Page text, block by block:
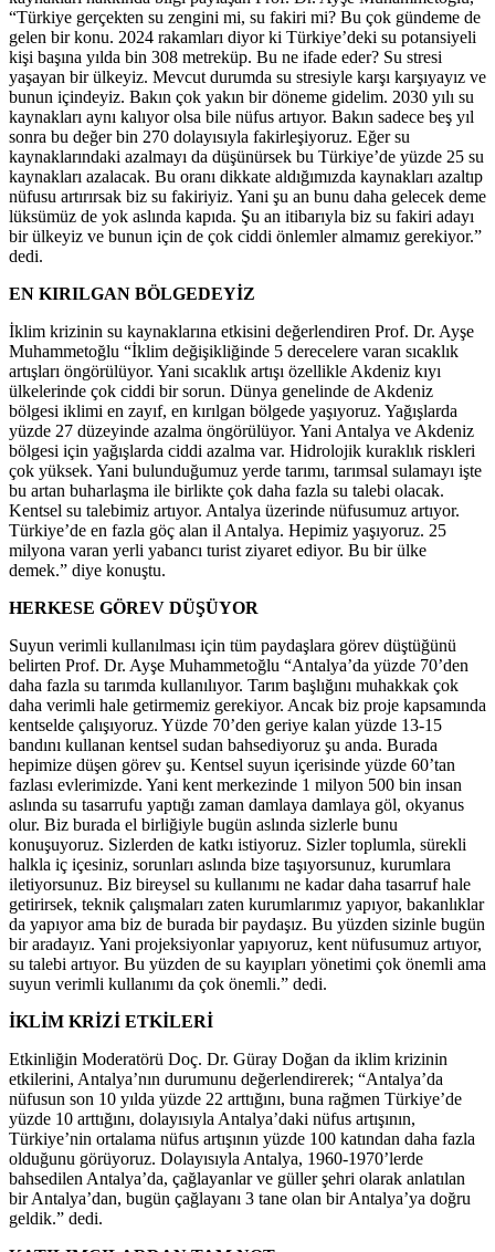
“Türkiye gerçekten su zengini mi, su fakiri mi? Bu çok gündeme de
gelen bir konu. 2024 rakamları diyor ki Türkiye’deki su potansiyeli
kişi başına yılda bin 308 metreküp. Bu ne ifade eder? Su stresi
yaşayan bir ülkeyiz. Mevcut durumda su stresiyle karşı karşıyayız ve
bunun içindeyiz. Bakın çok yakın bir döneme gidelim. 2030 yılı su
kaynakları aynı kalıyor olsa bile nüfus artıyor. Bakın sadece beş yıl
sonra bu değer bin 270 dolayısıyla fakirleşiyoruz. Eğer su
kaynaklarındaki azalmayı da düşünürsek bu Türkiye’de yüzde 25 su
kaynakları azalacak. Bu oranı dikkate aldığımızda kaynakları azaltıp
nüfusu artırırsak biz su fakiriyiz. Yani şu an bunu daha gelecek deme
lüksümüz de yok aslında kapıda. Şu an itibarıyla biz su fakiri adayı
bir ülkeyiz ve bunun için de çok ciddi önlemler almamız gerekiyor.”
dedi.
EN KIRILGAN BÖLGEDEYİZ
İklim krizinin su kaynaklarına etkisini değerlendiren Prof. Dr. Ayşe
Muhammetoğlu “İklim değişikliğinde 5 derecelere varan sıcaklık
artışları öngörülüyor. Yani sıcaklık artışı özellikle Akdeniz kıyı
ülkelerinde çok ciddi bir sorun. Dünya genelinde de Akdeniz
bölgesi iklimi en zayıf, en kırılgan bölgede yaşıyoruz. Yağışlarda
yüzde 27 düzeyinde azalma öngörülüyor. Yani Antalya ve Akdeniz
bölgesi için yağışlarda ciddi azalma var. Hidrolojik kuraklık riskleri
çok yüksek. Yani bulunduğumuz yerde tarımı, tarımsal sulamayı işte
bu artan buharlaşma ile birlikte çok daha fazla su talebi olacak.
Kentsel su talebimiz artıyor. Antalya üzerinde nüfusumuz artıyor.
Türkiye’de en fazla göç alan il Antalya. Hepimiz yaşıyoruz. 25
milyona varan yerli yabancı turist ziyaret ediyor. Bu bir ülke
demek.” diye konuştu.
HERKESE GÖREV DÜŞÜYOR
Suyun verimli kullanılması için tüm paydaşlara görev düştüğünü
belirten Prof. Dr. Ayşe Muhammetoğlu “Antalya’da yüzde 70’den
daha fazla su tarımda kullanılıyor. Tarım başlığını muhakkak çok
daha verimli hale getirmemiz gerekiyor. Ancak biz proje kapsamında
kentselde çalışıyoruz. Yüzde 70’den geriye kalan yüzde 13-15
bandını kullanan kentsel sudan bahsediyoruz şu anda. Burada
hepimize düşen görev şu. Kentsel suyun içerisinde yüzde 60’tan
fazlası evlerimizde. Yani kent merkezinde 1 milyon 500 bin insan
aslında su tasarrufu yaptığı zaman damlaya damlaya göl, okyanus
olur. Biz burada el birliğiyle bugün aslında sizlerle bunu
konuşuyoruz. Sizlerden de katkı istiyoruz. Sizler toplumla, sürekli
halkla iç içesiniz, sorunları aslında bize taşıyorsunuz, kurumlara
iletiyorsunuz. Biz bireysel su kullanımı ne kadar daha tasarruf hale
getirirsek, teknik çalışmaları zaten kurumlarımız yapıyor, bakanlıklar
da yapıyor ama biz de burada bir paydaşız. Bu yüzden sizinle bugün
bir aradayız. Yani projeksiyonlar yapıyoruz, kent nüfusumuz artıyor,
su talebi artıyor. Bu yüzden de su kayıpları yönetimi çok önemli ama
suyun verimli kullanımı da çok önemli.” dedi.
İKLİM KRİZİ ETKİLERİ
Etkinliğin Moderatörü Doç. Dr. Güray Doğan da iklim krizinin
etkilerini, Antalya’nın durumunu değerlendirerek; “Antalya’da
nüfusun son 10 yılda yüzde 22 arttığını, buna rağmen Türkiye’de
yüzde 10 arttığını, dolayısıyla Antalya’daki nüfus artışının,
Türkiye’nin ortalama nüfus artışının yüzde 100 katından daha fazla
olduğunu görüyoruz. Dolayısıyla Antalya, 1960-1970’lerde
bahsedilen Antalya’da, çağlayanlar ve güller şehri olarak anlatılan
bir Antalya’dan, bugün çağlayanı 3 tane olan bir Antalya’ya doğru
geldik.” dedi.